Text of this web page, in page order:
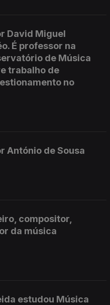
David Miguel
É professor na
de Música
trabalho de
no
António de Sousa
compositor,
da música
estudou Música